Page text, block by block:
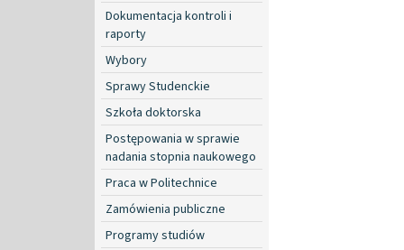
Dokumentacja kontroli i
raporty
Wybory
Sprawy Studenckie
Szkoła doktorska
Postępowania w sprawie
nadania stopnia naukowego
Praca w Politechnice
Zamówienia publiczne
Programy studiów